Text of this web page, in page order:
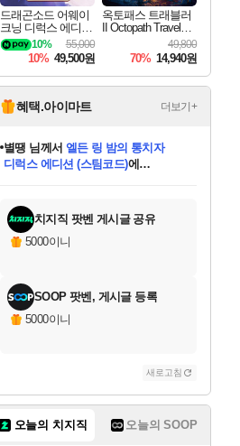
드래곤소드 어웨이
크닝 디럭스 에디션
DragonSword Awake
ning Deluxe Edition
55,000
10%
10% 49,500원
옥토패스 트래블러
II Octopath Traveler I
49,800
70% 14,940원
혜택.아이마트 더보기+
교환.
별땡 님께서 엘든 링 밤의 통치자
디럭스 에디션 (스팀코드)에
당첨되셨습니다.
당첨되셨습니다.
당첨되셨습니다.
당첨되셨습니다.
당첨되셨습니다.
당첨되셨습니다.
에디션 (스팀코드)를 교환.
당첨되셨습니다.
치지직 팟벤 게시글 공유
5000이니
SOOP 팟벤, 게시글 등록
5000이니
새로고침
오늘의 치지직 오늘의 SOOP